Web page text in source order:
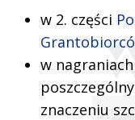
w 2. części
w
znaczeniu